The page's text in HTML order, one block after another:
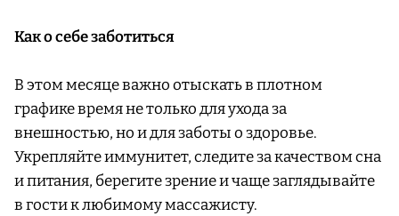
Как о себе заботиться
В этом месяце важно отыскать в плотном
графике время не только для ухода за
внешностью, но и для заботы о здоровье.
Укрепляйте иммунитет, следите за качеством сна
и питания, берегите зрение и чаще заглядывайте
в гости к любимому массажисту.